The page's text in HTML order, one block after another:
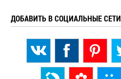
ДОБАВИТЬ В СОЦИАЛЬНЫЕ СЕТИ